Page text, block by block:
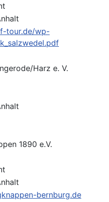
tour.de/wp-
Harz e. V.
1890 e.V.
bernburg.de